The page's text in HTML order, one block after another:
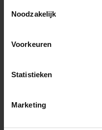
Noodzakelijk
Voorkeuren
Statistieken
Marketing